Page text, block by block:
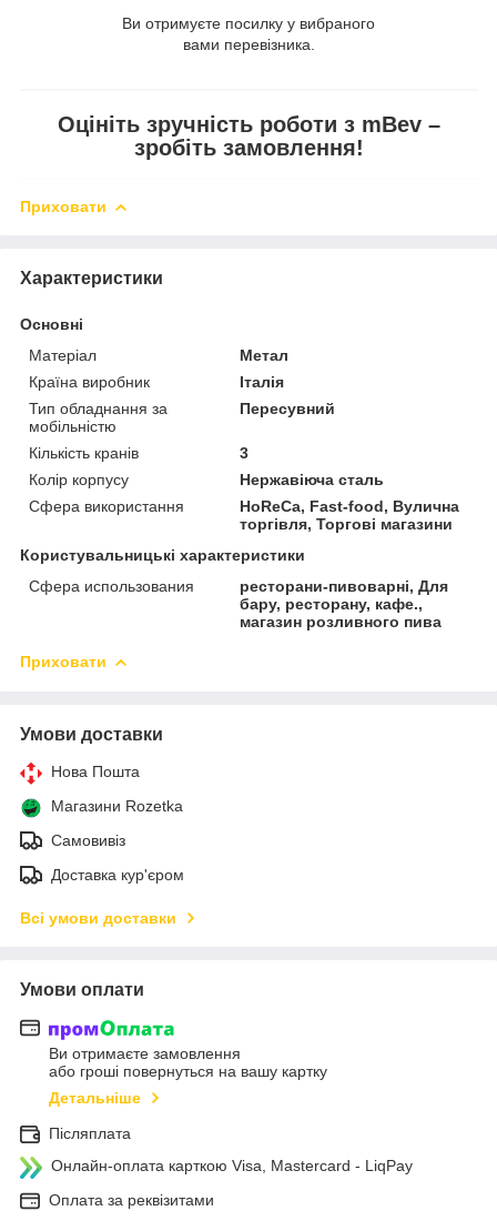
Ви отримуєте посилку у вибраного
вами перевізника.
Оцініть зручність роботи з mBev –
зробіть замовлення!
Приховати
Характеристики
Основні
Матеріал
Метал
Країна виробник
Італія
Тип обладнання за
мобільністю
Пересувний
Кількість кранів
3
Колір корпусу
Нержавіюча сталь
Сфера використання
HoReCa, Fast-food, Вулична
торгівля, Торгові магазини
Користувальницькі характеристики
Сфера использования
ресторани-пивоварні, Для
бару, ресторану, кафе.,
магазин розливного пива
Приховати
Умови доставки
Нова Пошта
Магазини Rozetka
Самовивіз
Доставка кур'єром
Всі умови доставки
Умови оплати
Ви отримаєте замовлення
або гроші повернуться на вашу картку
Детальніше
Післяплата
Онлайн-оплата карткою Visa, Mastercard - LiqPay
Оплата за реквізитами